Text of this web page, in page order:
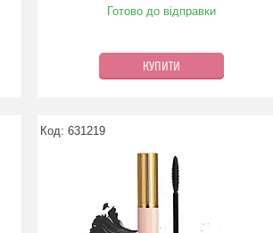
Готово до відправки
КУПИТИ
631219